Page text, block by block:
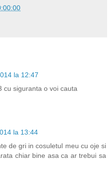
la 12:47
cu siguranta o voi cauta
la 13:44
de gri in cosuletul meu cu oje si
chiar bine asa ca ar trebui sa